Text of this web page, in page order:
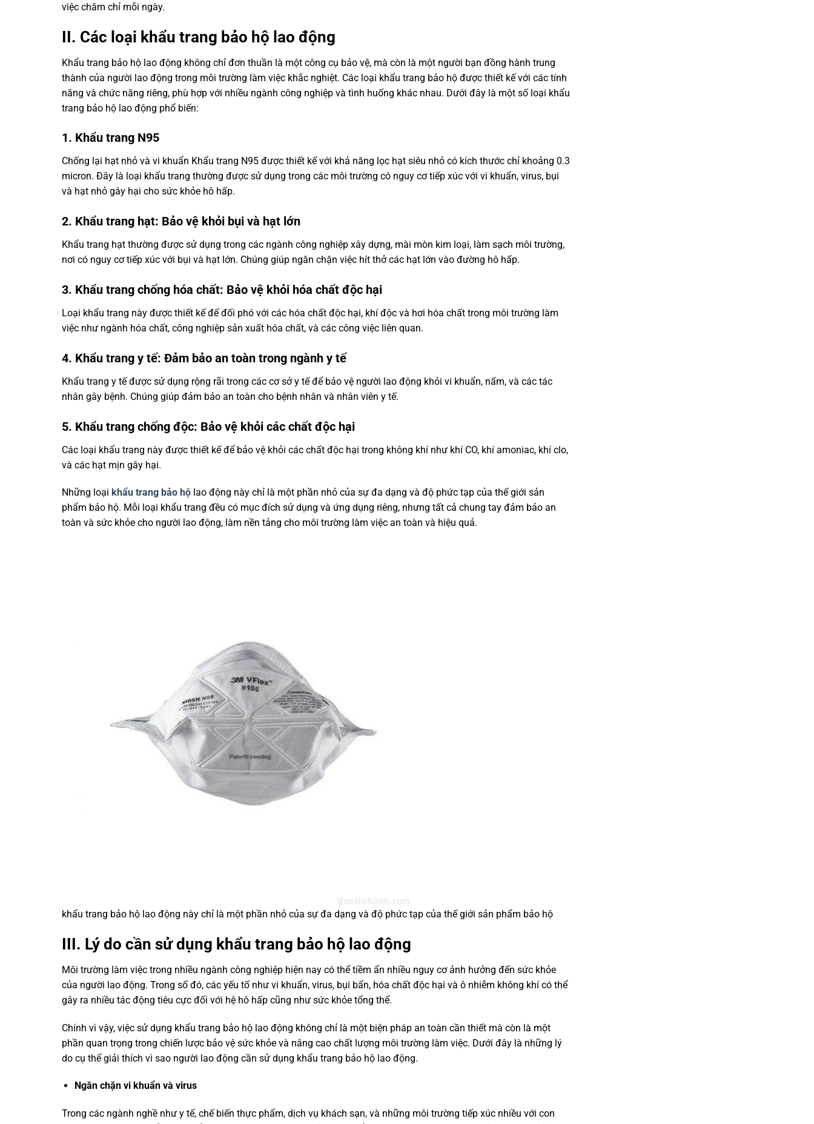
việc chăm chỉ mỗi ngày.
II. Các loại khẩu trang bảo hộ lao động
Khẩu trang bảo hộ lao động không chỉ đơn thuần là một công cụ bảo vệ, mà còn là một người bạn đồng hành trung
thành của người lao động trong môi trường làm việc khắc nghiệt. Các loại khẩu trang bảo hộ được thiết kế với các tính
năng và chức năng riêng, phù hợp với nhiều ngành công nghiệp và tình huống khác nhau. Dưới đây là một số loại khẩu
trang bảo hộ lao động phổ biến:
1. Khẩu trang N95
Chống lại hạt nhỏ và vi khuẩn Khẩu trang N95 được thiết kế với khả năng lọc hạt siêu nhỏ có kích thước chỉ khoảng 0.3
micron. Đây là loại khẩu trang thường được sử dụng trong các môi trường có nguy cơ tiếp xúc với vi khuẩn, virus, bụi
và hạt nhỏ gây hại cho sức khỏe hô hấp.
2. Khẩu trang hạt: Bảo vệ khỏi bụi và hạt lớn
Khẩu trang hạt thường được sử dụng trong các ngành công nghiệp xây dựng, mài mòn kim loại, làm sạch môi trường,
nơi có nguy cơ tiếp xúc với bụi và hạt lớn. Chúng giúp ngăn chặn việc hít thở các hạt lớn vào đường hô hấp.
3. Khẩu trang chống hóa chất: Bảo vệ khỏi hóa chất độc hại
Loại khẩu trang này được thiết kế để đối phó với các hóa chất độc hại, khí độc và hơi hóa chất trong môi trường làm
việc như ngành hóa chất, công nghiệp sản xuất hóa chất, và các công việc liên quan.
4. Khẩu trang y tế: Đảm bảo an toàn trong ngành y tế
Khẩu trang y tế được sử dụng rộng rãi trong các cơ sở y tế để bảo vệ người lao động khỏi vi khuẩn, nấm, và các tác
nhân gây bệnh. Chúng giúp đảm bảo an toàn cho bệnh nhân và nhân viên y tế.
5. Khẩu trang chống độc: Bảo vệ khỏi các chất độc hại
Các loại khẩu trang này được thiết kế để bảo vệ khỏi các chất độc hại trong không khí như khí CO, khí amoniac, khí clo,
và các hạt mịn gây hại.
Những loại khẩu trang bảo hộ lao động này chỉ là một phần nhỏ của sự đa dạng và độ phức tạp của thế giới sản
phẩm bảo hộ. Mỗi loại khẩu trang đều có mục đích sử dụng và ứng dụng riêng, nhưng tất cả chung tay đảm bảo an
toàn và sức khỏe cho người lao động, làm nền tảng cho môi trường làm việc an toàn và hiệu quả.
khẩu trang bảo hộ lao động này chỉ là một phần nhỏ của sự đa dạng và độ phức tạp của thế giới sản phẩm bảo hộ
III. Lý do cần sử dụng khẩu trang bảo hộ lao động
Môi trường làm việc trong nhiều ngành công nghiệp hiện nay có thể tiềm ẩn nhiều nguy cơ ảnh hưởng đến sức khỏe
của người lao động. Trong số đó, các yếu tố như vi khuẩn, virus, bụi bẩn, hóa chất độc hại và ô nhiễm không khí có thể
gây ra nhiều tác động tiêu cực đối với hệ hô hấp cũng như sức khỏe tổng thể.
Chính vì vậy, việc sử dụng khẩu trang bảo hộ lao động không chỉ là một biện pháp an toàn cần thiết mà còn là một
phần quan trọng trong chiến lược bảo vệ sức khỏe và nâng cao chất lượng môi trường làm việc. Dưới đây là những lý
do cụ thể giải thích vì sao người lao động cần sử dụng khẩu trang bảo hộ lao động.
Ngăn chặn vi khuẩn và virus
Trong các ngành nghề như y tế, chế biến thực phẩm, dịch vụ khách sạn, và những môi trường tiếp xúc nhiều với con